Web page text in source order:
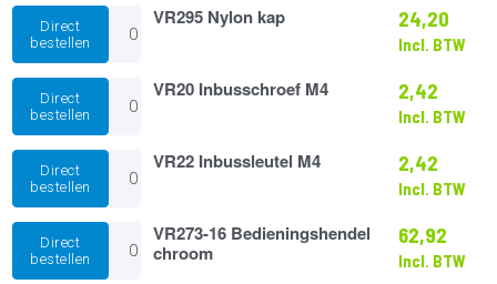
Direct
bestellen
VR295
Nylon
kap
aantal
VR295 Nylon kap 24,20
Incl. BTW
Direct
bestellen
VR20
Inbusschroef
M4
aantal
VR20 Inbusschroef M4 2,42
Incl. BTW
Direct
bestellen
VR22
Inbussleutel
M4
aantal
VR22 Inbussleutel M4 2,42
Incl. BTW
Direct
bestellen
VR273-
Bedieningshendel
VR273-16 Bedieningshendel
chroom
62,92
Incl. BTW